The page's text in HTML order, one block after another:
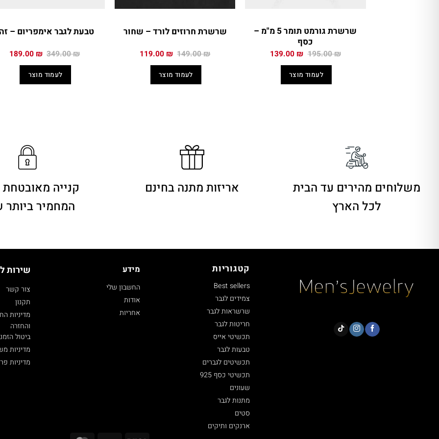
שרשרת גורמט תומר 5 מ"מ –
כסף
195.00₪ המחיר
195.00 ₪.
139.00 ₪ המחיר
לעמוד מוצר
שרשרת חרוזים לורד – שחור
149.00₪ המחיר
149.00 ₪.
119.00 ₪
לעמוד מוצר
טבעת לגבר אימפריום –
349.00₪ המחיר
349.00 ₪.
189.00 ₪
לעמוד מוצר
משלוחים מהירים עד הבית
לכל הארץ
אריזות מתנה בחינם
קנייה
המחמיר
קטגוריות
Best sellers
צמידים לגבר
שרשראות לגבר
חריטות לגבר
תכשיטי אייס
טבעות לגבר
תכשיטים לגברים
תכשיטי כסף 925
שעונים
מתנות לגבר
סטים
ארנקים ותיקים
מידע
החשבון שלי
אודות
אחריות
שירות
צור קשר
תקנון
מדיניות
והחזרה
ביטול
מדיניות
מדיניות